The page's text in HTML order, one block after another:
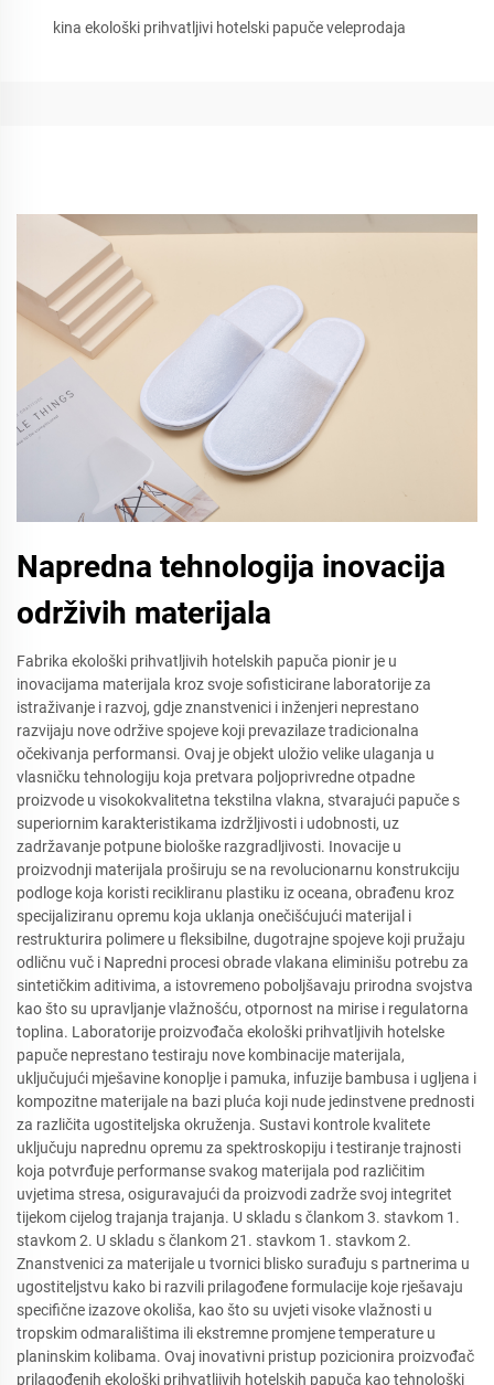
kina ekološki prihvatljivi hotelski papuče veleprodaja
Napredna tehnologija inovacija
održivih materijala
Fabrika ekološki prihvatljivih hotelskih papuča pionir je u
inovacijama materijala kroz svoje sofisticirane laboratorije za
istraživanje i razvoj, gdje znanstvenici i inženjeri neprestano
razvijaju nove održive spojeve koji prevazilaze tradicionalna
očekivanja performansi. Ovaj je objekt uložio velike ulaganja u
vlasničku tehnologiju koja pretvara poljoprivredne otpadne
proizvode u visokokvalitetna tekstilna vlakna, stvarajući papuče s
superiornim karakteristikama izdržljivosti i udobnosti, uz
zadržavanje potpune biološke razgradljivosti. Inovacije u
proizvodnji materijala proširuju se na revolucionarnu konstrukciju
podloge koja koristi recikliranu plastiku iz oceana, obrađenu kroz
specijaliziranu opremu koja uklanja onečišćujući materijal i
restrukturira polimere u fleksibilne, dugotrajne spojeve koji pružaju
odličnu vuč i Napredni procesi obrade vlakana eliminišu potrebu za
sintetičkim aditivima, a istovremeno poboljšavaju prirodna svojstva
kao što su upravljanje vlažnošću, otpornost na mirise i regulatorna
toplina. Laboratorije proizvođača ekološki prihvatljivih hotelske
papuče neprestano testiraju nove kombinacije materijala,
uključujući mješavine konoplje i pamuka, infuzije bambusa i ugljena i
kompozitne materijale na bazi pluća koji nude jedinstvene prednosti
za različita ugostiteljska okruženja. Sustavi kontrole kvalitete
uključuju naprednu opremu za spektroskopiju i testiranje trajnosti
koja potvrđuje performanse svakog materijala pod različitim
uvjetima stresa, osiguravajući da proizvodi zadrže svoj integritet
tijekom cijelog trajanja trajanja. U skladu s člankom 3. stavkom 1.
stavkom 2. U skladu s člankom 21. stavkom 1. stavkom 2.
Znanstvenici za materijale u tvornici blisko surađuju s partnerima u
ugostiteljstvu kako bi razvili prilagođene formulacije koje rješavaju
specifične izazove okoliša, kao što su uvjeti visoke vlažnosti u
tropskim odmaralištima ili ekstremne promjene temperature u
planinskim kolibama. Ovaj inovativni pristup pozicionira proizvođač
prilagođenih ekološki prihvatljivih hotelskih papuča kao tehnološki